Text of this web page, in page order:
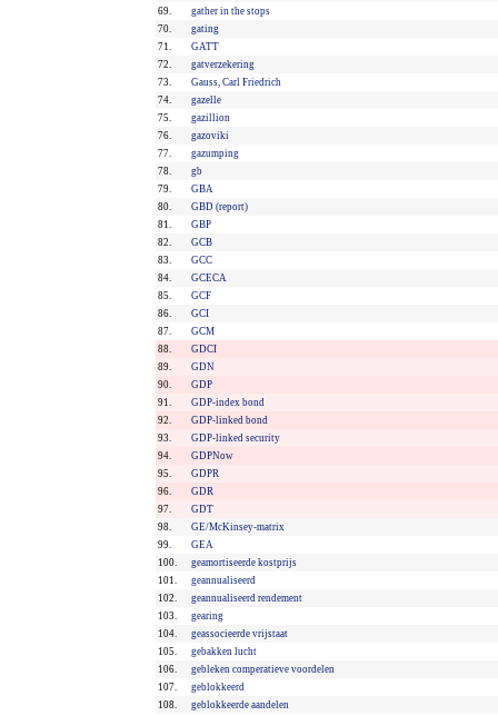
69.
gather in the stops
70.
gating
71.
GATT
72.
gatverzekering
73.
Gauss, Carl Friedrich
74.
gazelle
75.
gazillion
76.
gazoviki
77.
gazumping
78.
gb
79.
GBA
80.
GBD (report)
81.
GBP
82.
GCB
83.
GCC
84.
GCECA
85.
GCF
86.
GCI
87.
GCM
88.
GDCI
89.
GDN
90.
GDP
91.
GDP-index bond
92.
GDP-linked bond
93.
GDP-linked security
94.
GDPNow
95.
GDPR
96.
GDR
97.
GDT
98.
GE/McKinsey-matrix
99.
GEA
100.
geamortiseerde kostprijs
101.
geannualiseerd
102.
geannualiseerd rendement
103.
gearing
104.
geassocieerde vrijstaat
105.
gebakken lucht
106.
gebleken comperatieve voordelen
107.
geblokkeerd
108.
geblokkeerde aandelen